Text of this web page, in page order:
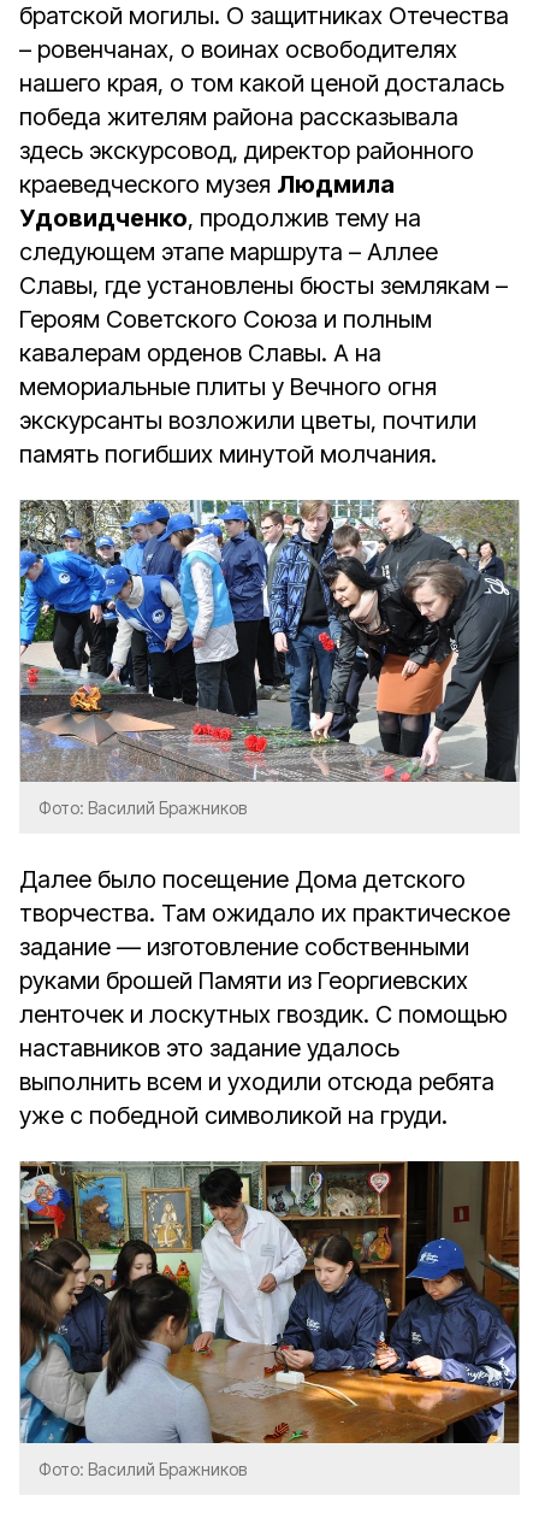
братской могилы. О защитниках Отечества
– ровенчанах, о воинах освободителях
нашего края, о том какой ценой досталась
победа жителям района рассказывала
здесь экскурсовод, директор районного
краеведческого музея Людмила
Удовидченко, продолжив тему на
следующем этапе маршрута – Аллее
Славы, где установлены бюсты землякам –
Героям Советского Союза и полным
кавалерам орденов Славы. А на
мемориальные плиты у Вечного огня
экскурсанты возложили цветы, почтили
память погибших минутой молчания.
Фото: Василий Бражников
Далее было посещение Дома детского
творчества. Там ожидало их практическое
задание — изготовление собственными
руками брошей Памяти из Георгиевских
ленточек и лоскутных гвоздик. С помощью
наставников это задание удалось
выполнить всем и уходили отсюда ребята
уже с победной символикой на груди.
Фото: Василий Бражников